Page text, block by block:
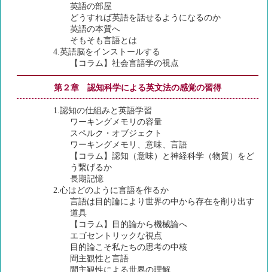
英語の部屋
どうすれば英語を話せるようになるのか
英語の本質へ
そもそも言語とは
4.英語脳をインストールする
【コラム】社会言語学の視点
第２章 認知科学による英文法の感覚の習得
1.認知の仕組みと英語学習
ワーキングメモリの容量
スペルク・オブジェクト
ワーキングメモリ、意味、言語
【コラム】認知（意味）と神経科学（物質）をど
う繋げるか
長期記憶
2.心はどのように言語を作るか
言語は目的論により世界の中から存在を削り出す
道具
【コラム】目的論から機械論へ
エゴセントリックな視点
目的論こそ私たちの思考の中核
間主観性と言語
間主観性による世界の理解